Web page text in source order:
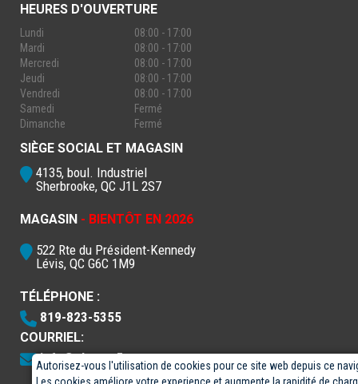
Autorisez-vous l'utilisation de cookies pour ce site web depuis ce
HEURES D'OUVERTURE
Lundi
08:00 - 17:00
Mardi
08:00 - 17:00
Mercredi
08:00 - 17:00
Jeudi
08:00 - 17:00
Vendredi
08:00 - 17:00
Samedi
Fermé
Dimanche
Fermé
SIÈGE SOCIAL ET MAGASIN
4135, boul. Industriel
Sherbrooke, QC J1L 2S7
MAGASIN - BIENTÔT EN 2026
522 Rte du Président-Kennedy
Lévis, QC G6C 1M9
TÉLÉPHONE :
819-823-5355
COURRIEL:
info@electro5.com